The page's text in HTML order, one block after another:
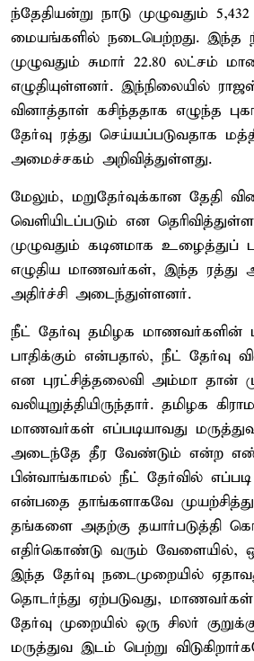
ந்தேதியன்று நாடு முழுவதும்
மையங்களில் நடைபெற்றது. இந்த
முழுவதும் சுமார் 22.80 லட்சம்
எழுதியுள்ளனர். இந்நிலையில்
வினாத்தாள் கசிந்ததாக எழுந்த
தேர்வு ரத்து செய்யப்படுவதாக
அமைச்சகம் அறிவித்துள்ளது.
மேலும், மறுதேர்வுக்கான தேதி
வெளியிடப்படும் என
முழுவதும் கடினமாக உழைத்துப்
எழுதிய மாணவர்கள், இந்த ரத்து
அதிர்ச்சி அடைந்துள்ளனர்.
நீட் தேர்வு தமிழக மாணவர்களின்
பாதிக்கும் என்பதால், நீட் தேர்வு
என புரட்சித்தலைவி அம்மா தான்
வலியுறுத்தியிருந்தார். தமிழக
மாணவர்கள் எப்படியாவது
அடைந்தே தீர வேண்டும் என்ற
பின்வாங்காமல் நீட் தேர்வில் எப்படி
என்பதை தாங்களாகவே
தங்களை அதற்கு தயார்படுத்தி
எதிர்கொண்டு வரும்
இந்த தேர்வு நடைமுறையில்
தொடர்ந்து ஏற்படுவது,
தேர்வு முறையில் ஒரு சிலர்
மருத்துவ இடம் பெற்று